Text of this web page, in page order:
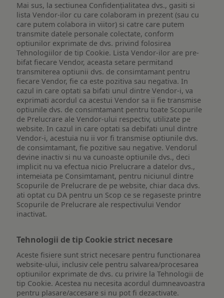
Mai sus, la sectiunea Confidențialitatea dvs., gasiti si
lista Vendor-ilor cu care colaboram in prezent (sau cu
care putem colabora in viitor) si catre care putem
transmite datele personale colectate, conform
optiunilor exprimate de dvs. privind folosirea
Tehnologiilor de tip Cookie. Lista Vendor-ilor are pre-
bifat fiecare Vendor, aceasta setare permitand
transmiterea optiunii dvs. de consimtamant pentru
fiecare Vendor, fie ca este pozitiva sau negativa. In
cazul in care optati sa bifati unul dintre Vendor-i, va
exprimati acordul ca acestui Vendor sa ii fie transmise
optiunile dvs. de consimtamant pentru toate Scopurile
de Prelucrare ale Vendor-ului respectiv, utilizate pe
website. In cazul in care optati sa debifati unul dintre
Vendor-i, acestuia nu ii vor fi transmise optiunile dvs.
de consimtamant, fie pozitive sau negative. Vendorul
devine inactiv si nu va cunoaste optiunile dvs., deci
implicit nu va efectua nicio Prelucrare a datelor dvs.,
intemeiata pe Consimtamant, pentru niciunul dintre
Scopurile de Prelucrare de pe website, chiar daca dvs.
ati optat cu DA pentru un Scop ce se regaseste printre
Scopurile de Prelucrare ale respectivului Vendor
inactivat.
Tehnologii de tip Cookie strict necesare
Aceste fisiere sunt strict necesare pentru functionarea
website-ului, inclusiv cele pentru salvarea/procesarea
optiunilor exprimate de dvs. cu privire la Tehnologii de
tip Cookie. Acestea nu necesita acordul dumneavoastra
pentru plasare/accesare si nu pot fi dezactivate.